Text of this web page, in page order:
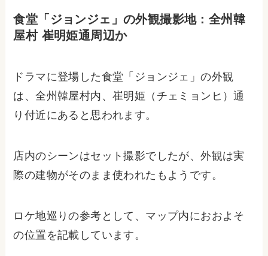
食堂「ジョンジェ」の外観撮影地：全州韓
屋村 崔明姫通周辺か
ドラマに登場した食堂「ジョンジェ」の外観
は、全州韓屋村内、崔明姫（チェミョンヒ）通
り付近にあると思われます。
店内のシーンはセット撮影でしたが、外観は実
際の建物がそのまま使われたもようです。
ロケ地巡りの参考として、マップ内におおよそ
の位置を記載しています。